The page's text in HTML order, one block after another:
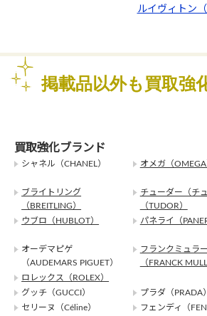
ルイヴィトン
掲載品以外も買取強
買取強化ブランド
シャネル（CHANEL） オメガ（OMEGA
ブライトリング
（BREITLING）
チューダー（チ
（TUDOR）
ウブロ（HUBLOT）
パネライ（
オーデマピゲ
（AUDEMARS PIGUET）
フランクミュラー
（FRANCK
ロレックス（ROLEX）
グッチ（GUCCI）
プラダ（PRADA）
セリーヌ（Céline）
フェンディ（